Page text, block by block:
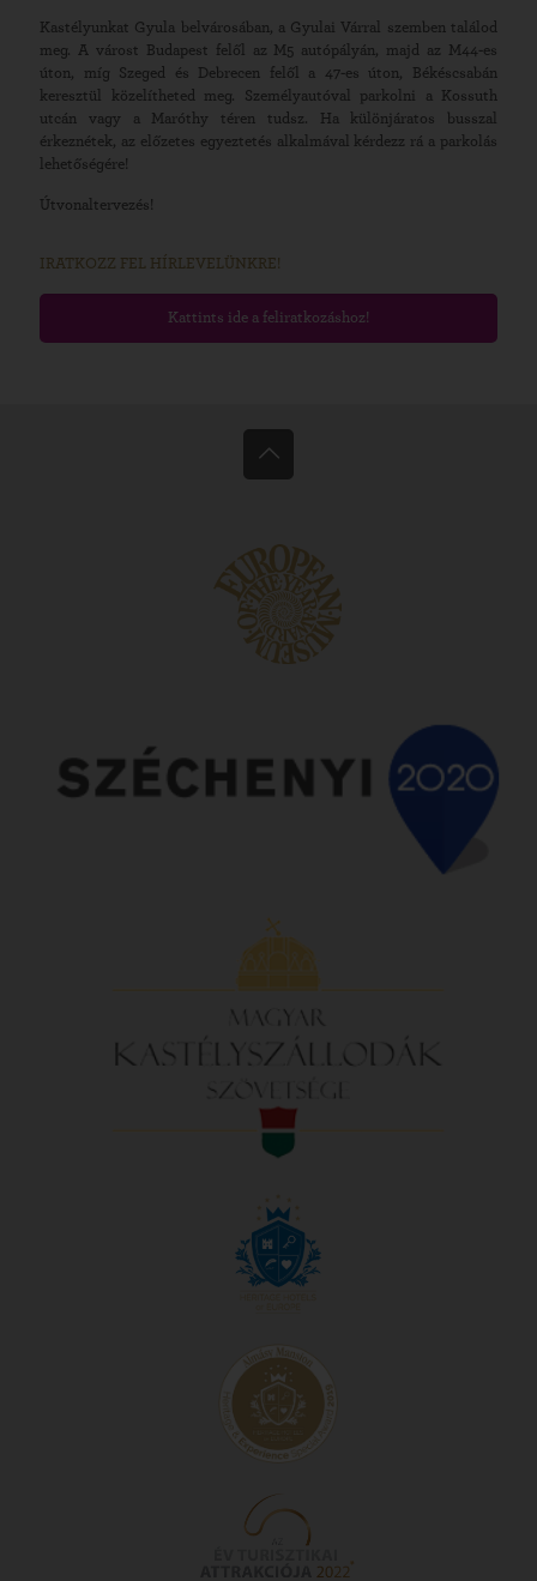
Kastélyunkat Gyula belvárosában, a Gyulai Várral szemben találod
meg. A várost Budapest felől az M5 autópályán, majd az M44-es
úton, míg Szeged és Debrecen felől a 47-es úton, Békéscsabán
keresztül közelítheted meg. Személyautóval parkolni a Kossuth
utcán vagy a Maróthy téren tudsz. Ha különjáratos busszal
érkeznétek, az előzetes egyeztetés alkalmával kérdezz rá a parkolás
lehetőségére!
Útvonaltervezés!
IRATKOZZ FEL HÍRLEVELÜNKRE!
Kattints ide a feliratkozáshoz!